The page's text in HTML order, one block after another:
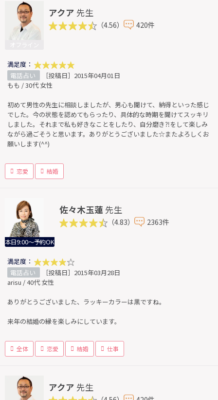
アクア 先生
（4.56） 420件
満足度：
電話占い
［投稿日］2015年04月01日
もも / 30代 女性
初めて男性の先生に相談しましたが、男心も聞けて、納得といった感じ
でした。今の状態を認めてもらったり、具体的な時期を聞けてスッキリ
しました。それまで私も好きなことをしたり、自分磨き⁈をして楽しみ
ながら過ごそうと思います。ありがとうございました☆またよろしくお
願いします(^^)
恋愛 結婚
本日9:00～予約OK
佐々木玉蓮 先生
（4.83） 2363件
満足度：
電話占い
［投稿日］2015年03月28日
arisu / 40代 女性
ありがとうございました、ラッキーカラーは黒ですね。
来年の結婚の縁を楽しみにしています。
全体 恋愛 結婚 仕事
アクア 先生